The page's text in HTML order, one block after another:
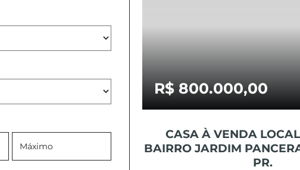
R$ 800.000,00
CASA À VENDA
BAIRRO JARDIM
PR.